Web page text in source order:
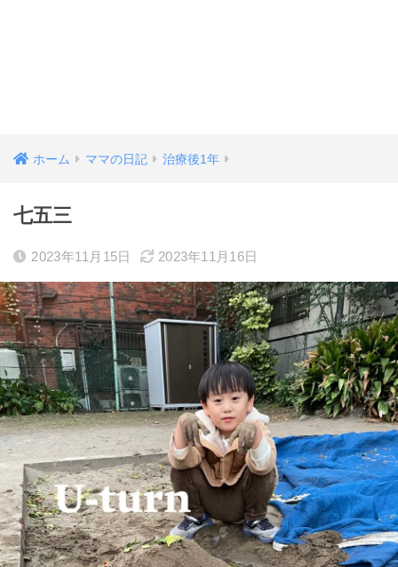
ホーム ママの日記 治療後1年
七五三
2023年11月15日 2023年11月16日